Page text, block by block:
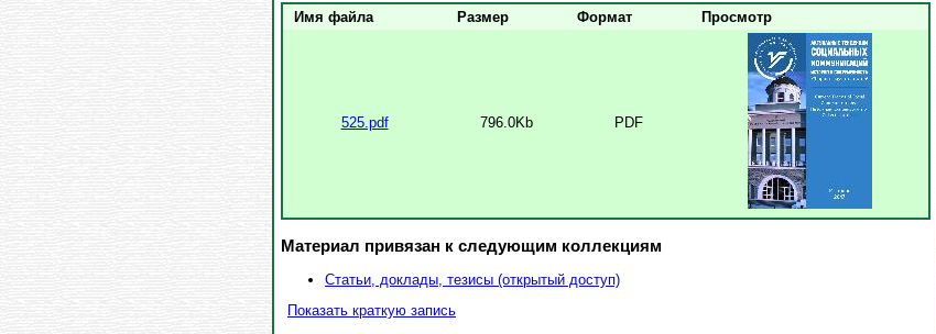
Имя файла Размер Формат Просмотр
525.pdf 796.0Kb PDF
Материал привязан к следующим коллекциям
Статьи, доклады, тезисы (открытый доступ)
Показать краткую запись